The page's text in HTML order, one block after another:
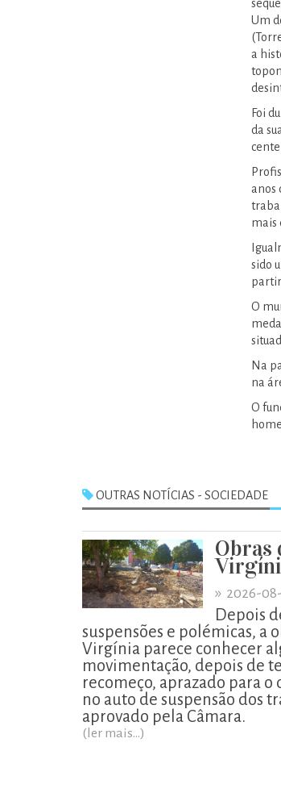
Um
a
Foi
da
anos
mais
sido
partir
O
Na
na
O
OUTRAS NOTÍCIAS - SOCIEDADE
Obras
» 2026-
Depois
suspensões e polémicas, a
Virgínia parece conhecer
movimentação, depois de
recomeço, aprazado para o
no auto de suspensão dos
aprovado pela Câmara.
(ler mais...)